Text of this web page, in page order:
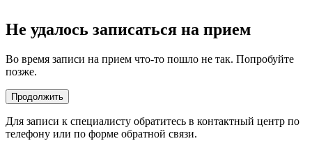
Не удалось записаться на прием
Во время записи на прием что-то пошло не так. Попробуйте
позже.
Продолжить
Для записи к специалисту обратитесь в контактный центр по
телефону или по форме обратной связи.